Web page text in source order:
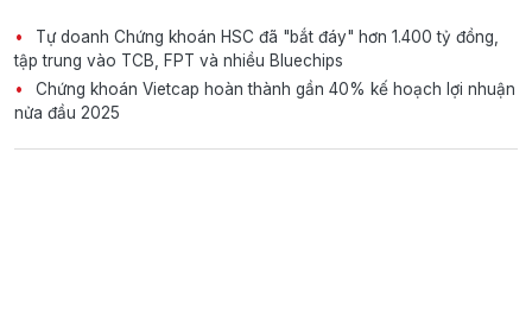
Tự doanh Chứng khoán HSC đã "bắt đáy" hơn 1.400 tỷ đồng,
tập trung vào TCB, FPT và nhiều Bluechips
Chứng khoán Vietcap hoàn thành gần 40% kế hoạch lợi nhuận
nửa đầu 2025